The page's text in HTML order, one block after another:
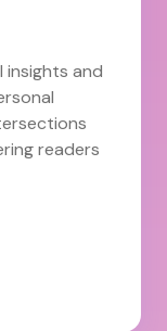
insights and
readers